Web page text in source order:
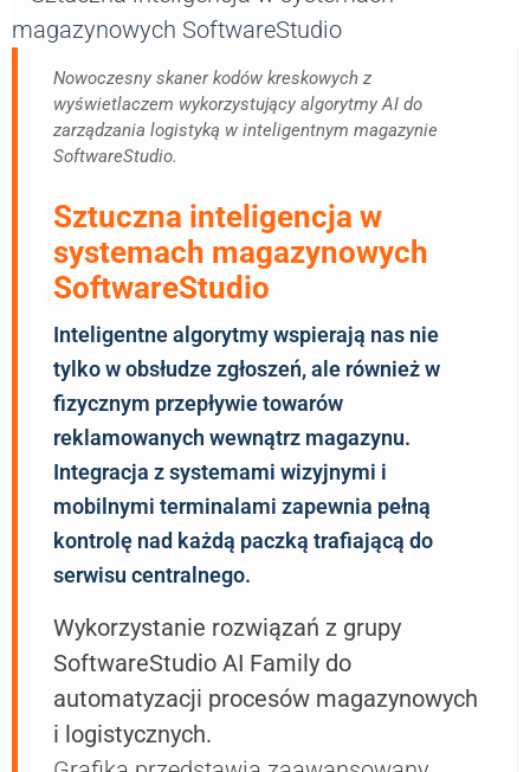
Nowoczesny skaner kodów kreskowych z
wyświetlaczem wykorzystujący algorytmy AI do
zarządzania logistyką w inteligentnym magazynie
SoftwareStudio.
Sztuczna inteligencja w
systemach magazynowych
SoftwareStudio
Inteligentne algorytmy wspierają nas nie
tylko w obsłudze zgłoszeń, ale również w
fizycznym przepływie towarów
reklamowanych wewnątrz magazynu.
Integracja z systemami wizyjnymi i
mobilnymi terminalami zapewnia pełną
kontrolę nad każdą paczką trafiającą do
serwisu centralnego.
Wykorzystanie rozwiązań z grupy
SoftwareStudio AI Family do
automatyzacji procesów magazynowych
i logistycznych.